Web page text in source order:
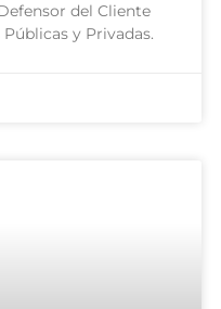
del Cliente
y Privadas.